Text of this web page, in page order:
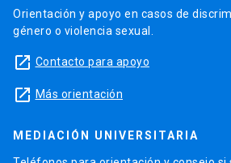
Orientación y apoyo en casos de
género o violencia sexual.
launch Contacto para apoyo
launch Más orientación
MEDIACIÓN UNIVERSITARIA